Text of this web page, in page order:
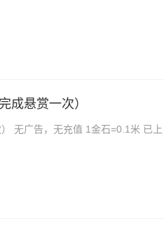
成悬赏一次）
无广告，无充值 1金石=0.1米 已上